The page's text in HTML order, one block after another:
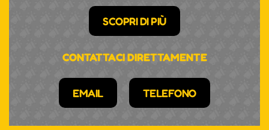
SCOPRI DI PIÙ
CONTATTACI DIRETTAMENTE
EMAIL TELEFONO